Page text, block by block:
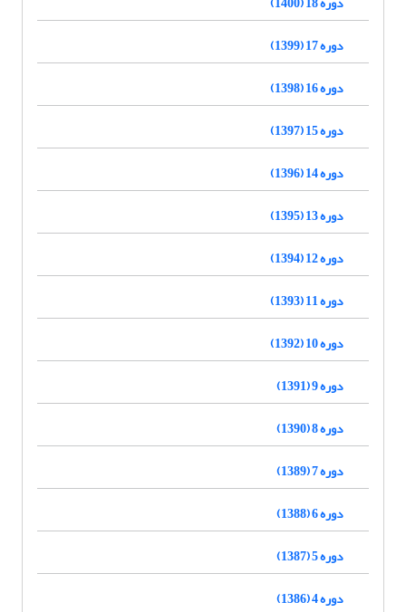
دوره 17 (1399)
دوره 16 (1398)
دوره 15 (1397)
دوره 14 (1396)
دوره 13 (1395)
دوره 12 (1394)
دوره 11 (1393)
دوره 10 (1392)
دوره 9 (1391)
دوره 8 (1390)
دوره 7 (1389)
دوره 6 (1388)
دوره 5 (1387)
دوره 4 (1386)